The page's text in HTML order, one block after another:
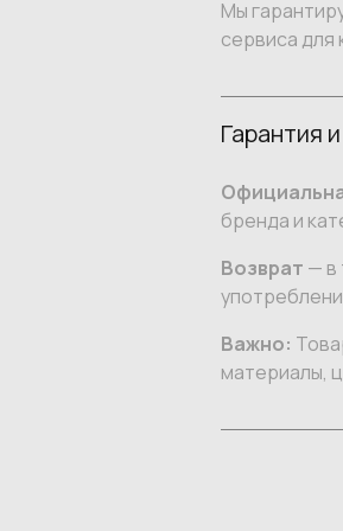
Мы
сервиса для
Гарантия
бренда и
Возврат — в
Важно:
материалы,